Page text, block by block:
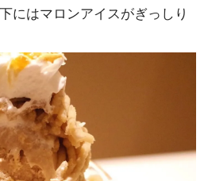
にはマロンアイスがぎっしり